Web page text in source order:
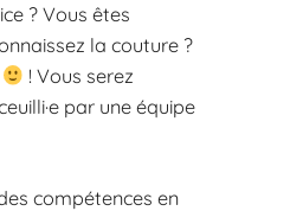
? Vous êtes
la couture ?
! Vous serez
par une équipe
compétences en